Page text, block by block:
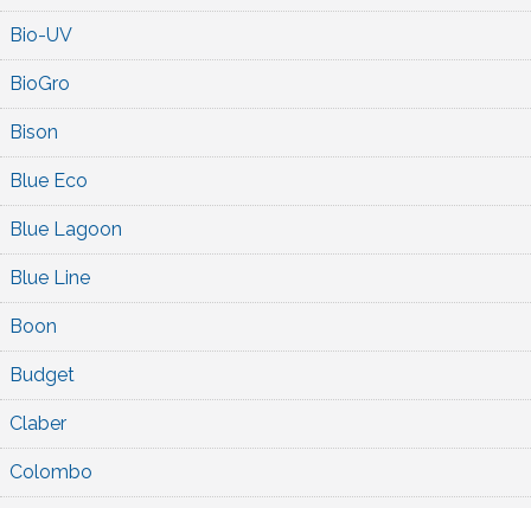
Bio-UV
BioGro
Bison
Blue Eco
Blue Lagoon
Blue Line
Boon
Budget
Claber
Colombo